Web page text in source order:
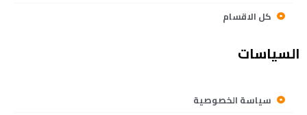
كل الاقسام
السياسات
سياسة الخصوصية